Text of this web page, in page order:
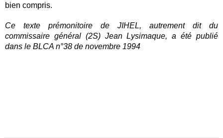
bien compris.
Ce texte prémonitoire de JIHEL, autrement dit du
commissaire général (2S) Jean Lysimaque, a été publié
dans le BLCA n°38 de novembre 1994